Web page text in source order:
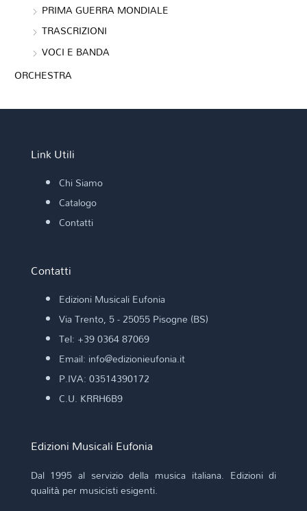
PRIMA GUERRA MONDIALE
TRASCRIZIONI
VOCI E BANDA
ORCHESTRA
Link Utili
Chi Siamo
Catalogo
Contatti
Contatti
Edizioni Musicali Eufonia
Via Trento, 5 - 25055 Pisogne (BS)
Tel: +39 0364 87069
Email: info@edizionieufonia.it
P.IVA: 03514390172
C.U. KRRH6B9
Edizioni Musicali Eufonia
Dal 1995 al servizio della musica italiana. Edizioni di
qualità per musicisti esigenti.